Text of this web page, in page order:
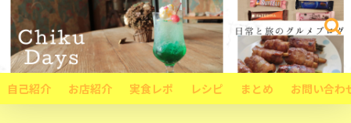
自己紹介 お店紹介 実食レポ レシピ まとめ お問い合わ